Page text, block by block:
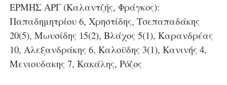
ΕΡΜΗΣ ΑΡΓ (Καλαντζής, Φράγκος):
Παπαδημητρίου 6, Χρηστίδης, Τσεπαπαδάκης
20(5), Μωυσίδης 15(2), Βλάχος 5(1), Καρανδρέας
10, Αλεξανδράκης 6, Καλοϋδης 3(1), Κανινής 4,
Μενιουδακης 7, Κακάλης, Ρόζος